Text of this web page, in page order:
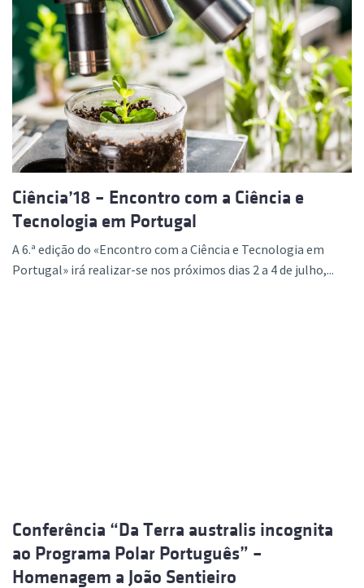
Ciência’18 – Encontro com a Ciência e
Tecnologia em Portugal
A 6.ª edição do «Encontro com a Ciência e Tecnologia em
Portugal» irá realizar-se nos próximos dias 2 a 4 de julho,...
Conferência “Da Terra australis incognita
ao Programa Polar Português” –
Homenagem a João Sentieiro